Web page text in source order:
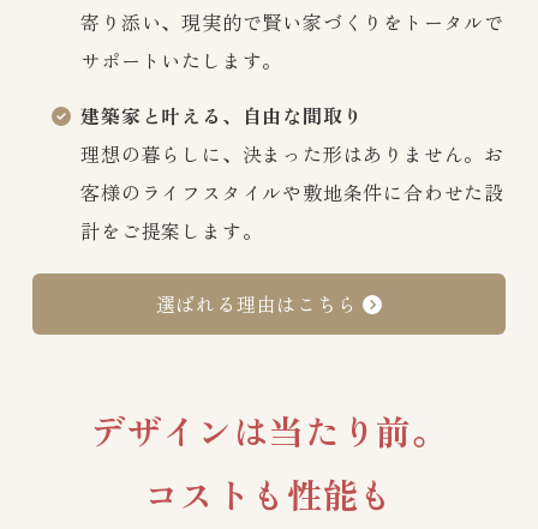
寄り添い、現実的で賢い家づくりをトータルで
サポートいたします。
建築家と叶える、自由な間取り
理想の暮らしに、決まった形はありません。お
客様のライフスタイルや敷地条件に合わせた設
計をご提案します。
選ばれる理由はこちら
デザインは当たり前。
コストも性能も